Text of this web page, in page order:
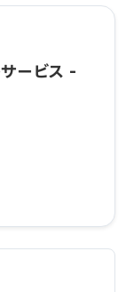
ービス -